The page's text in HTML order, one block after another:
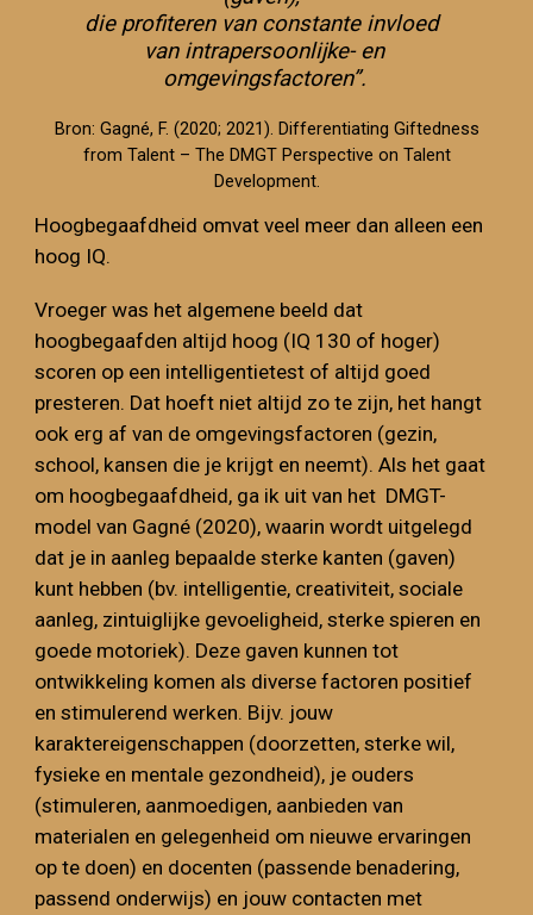
die profiteren van constante invloed
van intrapersoonlijke- en
omgevingsfactoren”.
Bron: Gagné, F. (2020; 2021). Differentiating Giftedness
from Talent – The DMGT Perspective on Talent
Development.
Hoogbegaafdheid omvat veel meer dan alleen een
hoog IQ.
Vroeger was het algemene beeld dat
hoogbegaafden altijd hoog (IQ 130 of hoger)
scoren op een intelligentietest of altijd goed
presteren. Dat hoeft niet altijd zo te zijn, het hangt
ook erg af van de omgevingsfactoren (gezin,
school, kansen die je krijgt en neemt). Als het gaat
om hoogbegaafdheid, ga ik uit van het DMGT-
model van Gagné (2020), waarin wordt uitgelegd
dat je in aanleg bepaalde sterke kanten (gaven)
kunt hebben (bv. intelligentie, creativiteit, sociale
aanleg, zintuiglijke gevoeligheid, sterke spieren en
goede motoriek). Deze gaven kunnen tot
ontwikkeling komen als diverse factoren positief
en stimulerend werken. Bijv. jouw
karaktereigenschappen (doorzetten, sterke wil,
fysieke en mentale gezondheid), je ouders
(stimuleren, aanmoedigen, aanbieden van
materialen en gelegenheid om nieuwe ervaringen
op te doen) en docenten (passende benadering,
passend onderwijs) en jouw contacten met